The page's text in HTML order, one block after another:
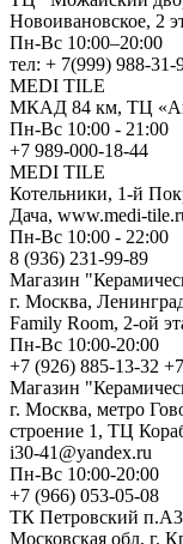
Новоивановское, 2
Пн-Вс 10:00–20:00
тел: + 7(999) 988-31-
MEDI TILE
МКАД 84 км, ТЦ
Пн-Вс 10:00 - 21:00
+7 989-000-18-44
MEDI TILE
Котельники, 1-й
Дача, www.medi-
Пн-Вс 10:00 - 22:00
8 (936) 231-99-89
Магазин
г. Москва,
Family Room, 2-ой
Пн-Вс 10:00-20:00
+7 (926) 885-13-32
Магазин
г. Москва, метро
строение 1, ТЦ
i30-41@yandex.ru
Пн-Вс 10:00-20:00
+7 (966) 053-05-08
ТК Петровский
Московская обл, г.